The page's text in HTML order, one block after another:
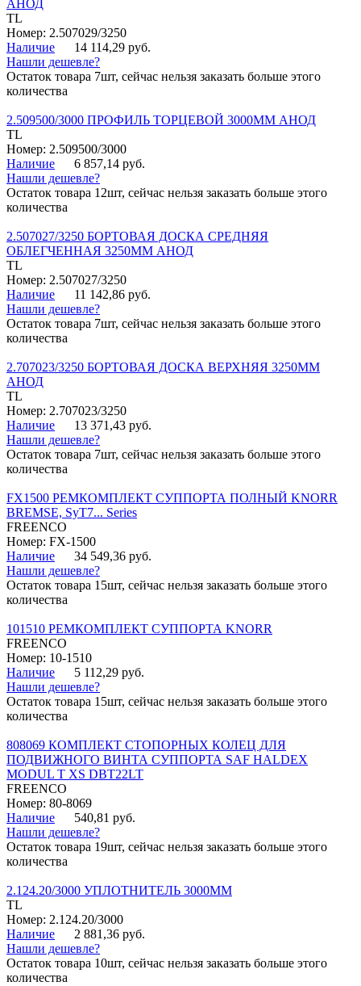
АНОД
TL
Номер: 2.507029/3250
Наличие
14 114,29 руб.
Нашли дешевле?
Остаток товара 7шт, сейчас нельзя заказать больше этого
количества
2.509500/3000 ПРОФИЛЬ ТОРЦЕВОЙ 3000ММ АНОД
TL
Номер: 2.509500/3000
Наличие
6 857,14 руб.
Нашли дешевле?
Остаток товара 12шт, сейчас нельзя заказать больше этого
количества
2.507027/3250 БОРТОВАЯ ДОСКА СРЕДНЯЯ
ОБЛЕГЧЕННАЯ 3250ММ АНОД
TL
Номер: 2.507027/3250
Наличие
11 142,86 руб.
Нашли дешевле?
Остаток товара 7шт, сейчас нельзя заказать больше этого
количества
2.707023/3250 БОРТОВАЯ ДОСКА ВЕРХНЯЯ 3250ММ
АНОД
TL
Номер: 2.707023/3250
Наличие
13 371,43 руб.
Нашли дешевле?
Остаток товара 7шт, сейчас нельзя заказать больше этого
количества
FX1500 РЕМКОМПЛЕКТ СУППОРТА ПОЛНЫЙ KNORR
BREMSE, SyT7... Series
FREENCO
Номер: FX-1500
Наличие
34 549,36 руб.
Нашли дешевле?
Остаток товара 15шт, сейчас нельзя заказать больше этого
количества
101510 РЕМКОМПЛЕКТ СУППОРТА KNORR
FREENCO
Номер: 10-1510
Наличие
5 112,29 руб.
Нашли дешевле?
Остаток товара 15шт, сейчас нельзя заказать больше этого
количества
808069 КОМПЛЕКТ СТОПОРНЫХ КОЛЕЦ ДЛЯ
ПОДВИЖНОГО ВИНТА СУППОРТА SAF HALDEX
MODUL T XS DBT22LT
FREENCO
Номер: 80-8069
Наличие
540,81 руб.
Нашли дешевле?
Остаток товара 19шт, сейчас нельзя заказать больше этого
количества
2.124.20/3000 УПЛОТНИТЕЛЬ 3000ММ
TL
Номер: 2.124.20/3000
Наличие
2 881,36 руб.
Нашли дешевле?
Остаток товара 10шт, сейчас нельзя заказать больше этого
количества